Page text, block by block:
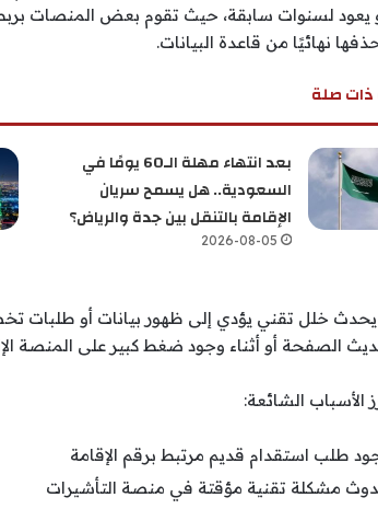
يعود لسنوات سابقة، حيث تقوم بعض المنصات
نهائيًا من قاعدة البيانات.
ذات صلة
بعد انتهاء مهلة الـ60 يومًا في
السعودية.. هل يسمح سريان
الإقامة بالتنقل بين جدة والرياض؟
2026-08-05
خلل تقني يؤدي إلى ظهور بيانات أو طلبات
الصفحة أو أثناء وجود ضغط كبير على المنصة
الأسباب الشائعة:
طلب استقدام قديم مرتبط برقم الإقامة
مشكلة تقنية مؤقتة في منصة التأشيرات